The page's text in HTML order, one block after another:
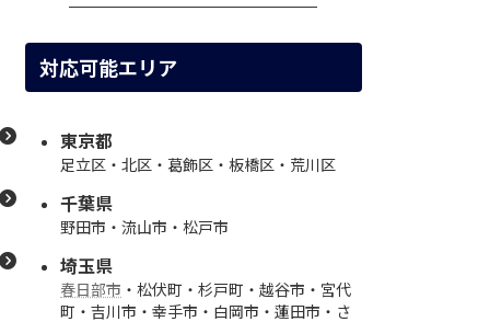
対応可能エリア
東京都
足立区・北区・葛飾区・板橋区・荒川区
千葉県
野田市・流山市・松戸市
埼玉県
春日部市 ・松伏町・杉戸町・越谷市・宮代
町・吉川市・幸手市・白岡市・蓮田市・さ